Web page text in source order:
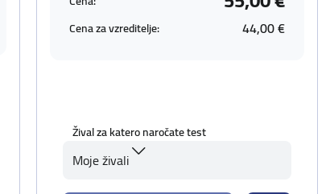
Cena za vzreditelje: 44,00 €
Žival za katero naročate test
Moje živali